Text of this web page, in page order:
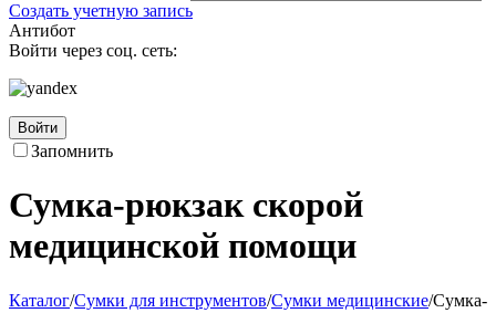
Создать учетную запись
Антибот
Войти через соц. сеть:
Войти
Запомнить
Сумка-рюкзак скорой
медицинской помощи
Каталог/Сумки для инструментов/Сумки медицинские/Сумка-